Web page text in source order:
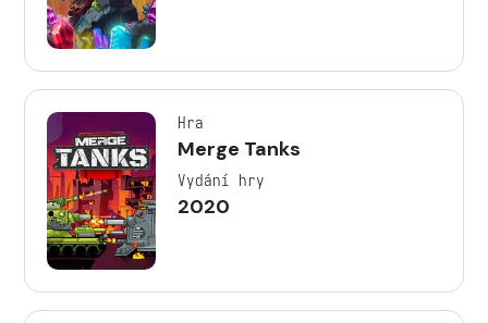
Hra
Merge Tanks
Vydání hry
2020